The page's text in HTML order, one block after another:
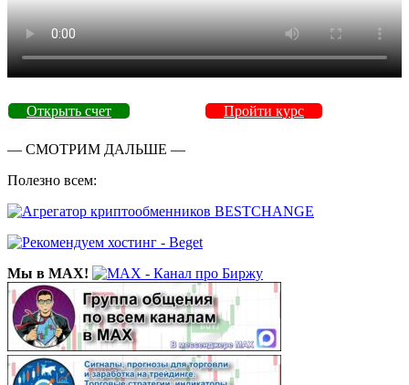
Открыть счет Пройти курс
— СМОТРИМ ДАЛЬШЕ —
Полезно всем:
Мы в MAX!